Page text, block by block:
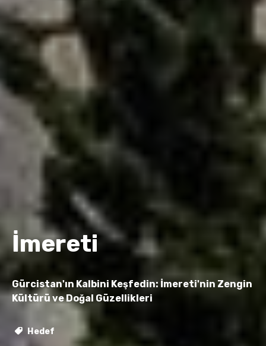
İmereti
Gürcistan'ın Kalbini Keşfedin: İmereti'nin Zengin
Kültürü ve Doğal Güzellikleri
Hedef